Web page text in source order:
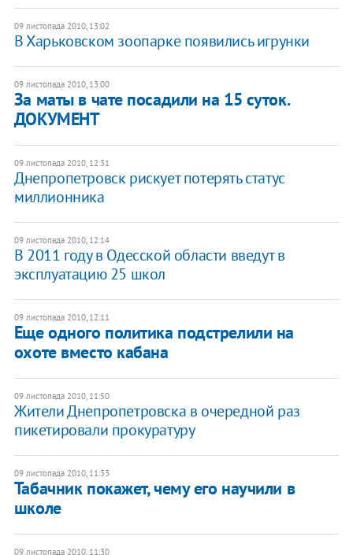
09 листопада 2010, 13:02
В Харьковском зоопарке появились игрунки
09 листопада 2010, 13:00
За маты в чате посадили на 15 суток.
ДОКУМЕНТ
09 листопада 2010, 12:31
Днепропетровск рискует потерять статус
миллионника
09 листопада 2010, 12:14
В 2011 году в Одесской области введут в
эксплуатацию 25 школ
09 листопада 2010, 12:11
Еще одного политика подстрелили на
охоте вместо кабана
09 листопада 2010, 11:50
Жители Днепропетровска в очередной раз
пикетировали прокуратуру
09 листопада 2010, 11:33
Табачник покажет, чему его научили в
школе
09 листопада 2010, 11:30